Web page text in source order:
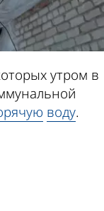
утром в
воду.